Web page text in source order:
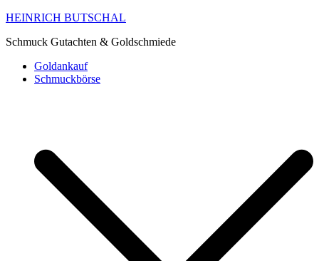
HEINRICH BUTSCHAL
Schmuck Gutachten & Goldschmiede
Goldankauf
Schmuckbörse